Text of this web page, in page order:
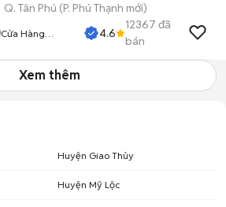
Q. Tân Phú (P. Phú Thạnh mới)
Cửa Hàng
4.6
12367 đã
bán
Xem thêm
Huyện Giao Thủy
Huyện Mỹ Lộc